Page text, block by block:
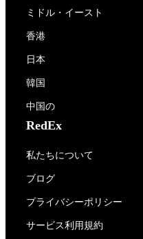
ミドル・イースト
香港
日本
韓国
中国の
RedEx
私たちについて
ブログ
プライバシーポリシー
サービス利用規約